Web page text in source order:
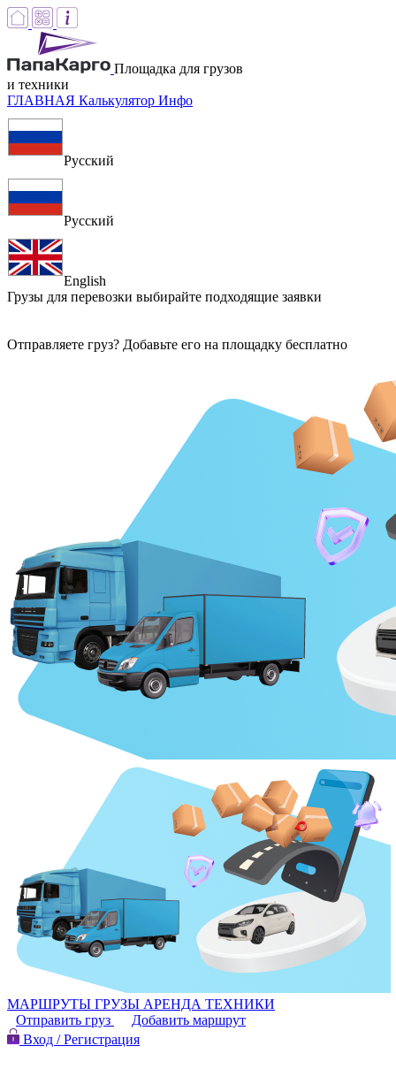
Площадка для грузов
и техники
ГЛАВНАЯ Калькулятор Инфо
Русский
Русский
English
Грузы для перевозки выбирайте подходящие заявки
Отправляете груз? Добавьте его на площадку бесплатно
МАРШРУТЫ ГРУЗЫ АРЕНДА ТЕХНИКИ
Отправить груз
Добавить маршрут
Вход / Регистрация